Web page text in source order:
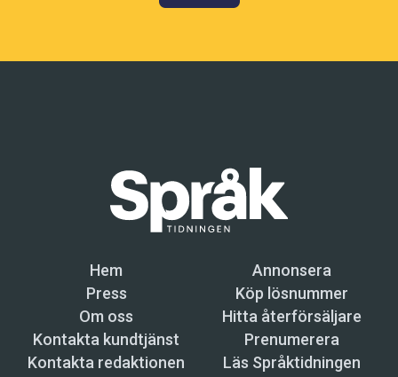
Hem
Annonsera
Press
Köp lösnummer
Om oss
Hitta återförsäljare
Kontakta kundtjänst
Prenumerera
Kontakta redaktionen
Läs Språktidningen